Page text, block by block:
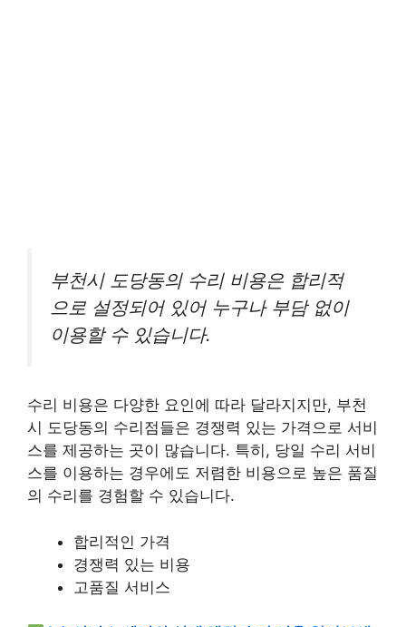
부천시 도당동의 수리 비용은 합리적
으로 설정되어 있어 누구나 부담 없이
이용할 수 있습니다.
수리 비용은 다양한 요인에 따라 달라지지만, 부천
시 도당동의 수리점들은 경쟁력 있는 가격으로 서비
스를 제공하는 곳이 많습니다. 특히, 당일 수리 서비
스를 이용하는 경우에도 저렴한 비용으로 높은 품질
의 수리를 경험할 수 있습니다.
합리적인 가격
경쟁력 있는 비용
고품질 서비스